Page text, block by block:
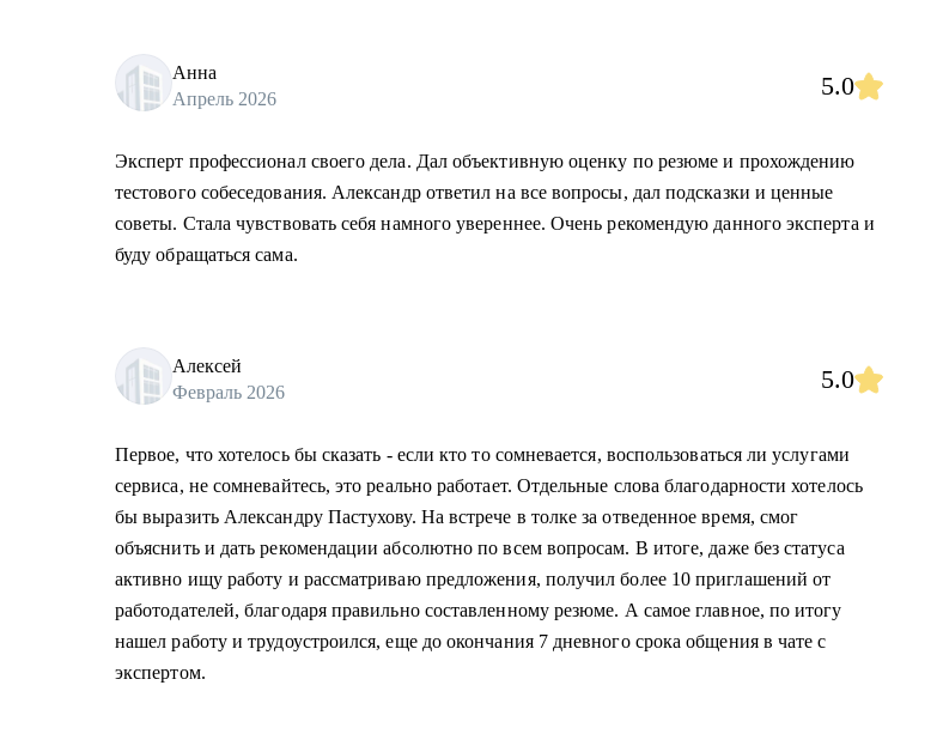
Анна
Апрель 2026
5.0
Эксперт профессионал своего дела. Дал объективную оценку по резюме и прохождению
тестового собеседования. Александр ответил на все вопросы, дал подсказки и ценные
советы. Стала чувствовать себя намного увереннее. Очень рекомендую данного эксперта и
буду обращаться сама.
Алексей
Февраль 2026
5.0
Первое, что хотелось бы сказать - если кто то сомневается, воспользоваться ли услугами
сервиса, не сомневайтесь, это реально работает. Отдельные слова благодарности хотелось
бы выразить Александру Пастухову. На встрече в толке за отведенное время, смог
объяснить и дать рекомендации абсолютно по всем вопросам. В итоге, даже без статуса
активно ищу работу и рассматриваю предложения, получил более 10 приглашений от
работодателей, благодаря правильно составленному резюме. А самое главное, по итогу
нашел работу и трудоустроился, еще до окончания 7 дневного срока общения в чате с
экспертом.